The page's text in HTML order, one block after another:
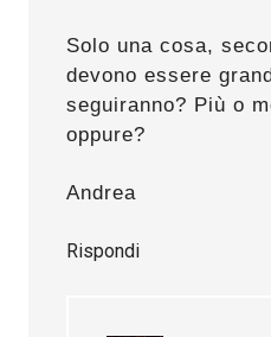
Solo una cosa,
devono essere
seguiranno? Più o
oppure?
Andrea
Rispondi